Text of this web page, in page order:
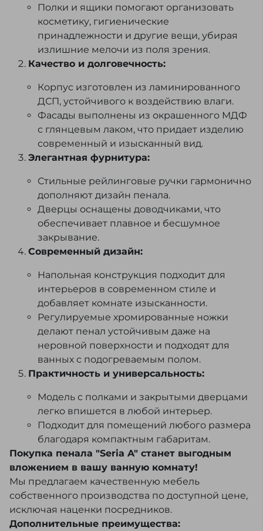
Полки и ящики помогают организовать
косметику, гигиенические
принадлежности и другие вещи, убирая
излишние мелочи из поля зрения.
Качество и долговечность:
Корпус изготовлен из ламинированного
ДСП, устойчивого к воздействию влаги.
Фасады выполнены из окрашенного МДФ
с глянцевым лаком, что придает изделию
современный и изысканный вид.
Элегантная фурнитура:
Стильные рейлинговые ручки гармонично
дополняют дизайн пенала.
Дверцы оснащены доводчиками, что
обеспечивает плавное и бесшумное
закрывание.
Современный дизайн:
Напольная конструкция подходит для
интерьеров в современном стиле и
добавляет комнате изысканности.
Регулируемые хромированные ножки
делают пенал устойчивым даже на
неровной поверхности и подходят для
ванных с подогреваемым полом.
Практичность и универсальность:
Модель с полками и закрытыми дверцами
легко впишется в любой интерьер.
Подходит для помещений любого размера
благодаря компактным габаритам.
Покупка пенала "Seria A" станет выгодным
вложением в вашу ванную комнату!
Мы предлагаем качественную мебель
собственного производства по доступной цене,
исключая наценки посредников.
Дополнительные преимущества: